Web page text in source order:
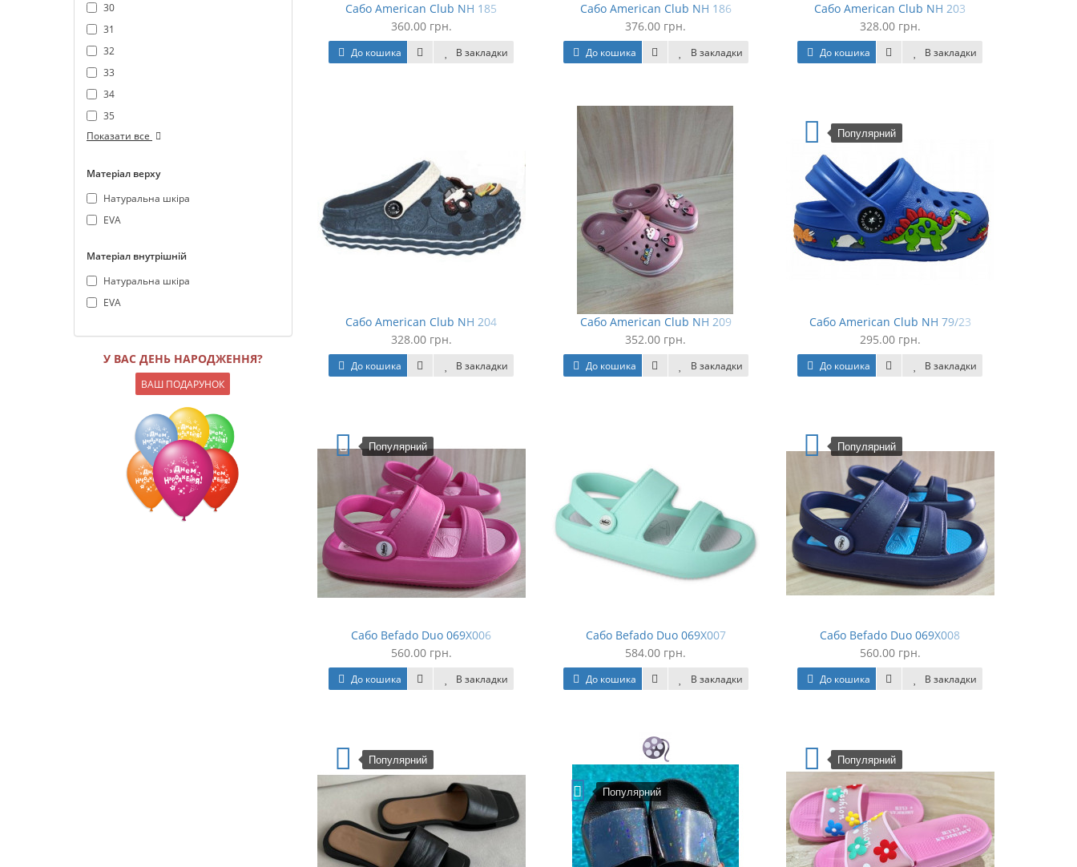
30
31
32
33
34
35
Показати все
Матеріал верху
Натуральна шкіра
EVA
Матеріал внутрішній
Натуральна шкіра
EVA
У ВАС ДЕНЬ НАРОДЖЕННЯ?
ВАШ ПОДАРУНОК
Сабо American Club NH 185
360.00 грн.
До кошика В закладки
Сабо American Club NH 186
376.00 грн.
До кошика В закладки
Сабо American Club NH 203
328.00 грн.
До кошика В закладки
Сабо American Club NH 204
328.00 грн.
До кошика В закладки
Сабо American Club NH 209
352.00 грн.
До кошика В закладки
Популярний
Сабо American Club NH 79/23
295.00 грн.
До кошика В закладки
Популярний
Сабо Befado Duo 069X006
560.00 грн.
До кошика В закладки
Сабо Befado Duo 069X007
584.00 грн.
До кошика В закладки
Популярний
Сабо Befado Duo 069X008
560.00 грн.
До кошика В закладки
Популярний
Популярний
Популярний